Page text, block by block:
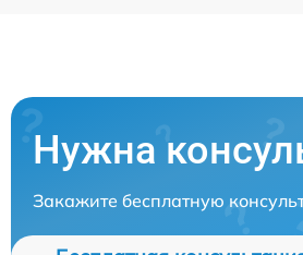
Нужна
Закажите бесплатную